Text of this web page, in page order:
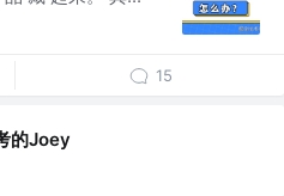
15
的Joey